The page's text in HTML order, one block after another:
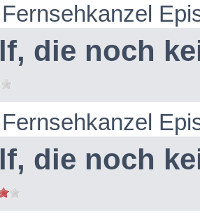
die noch
die noch